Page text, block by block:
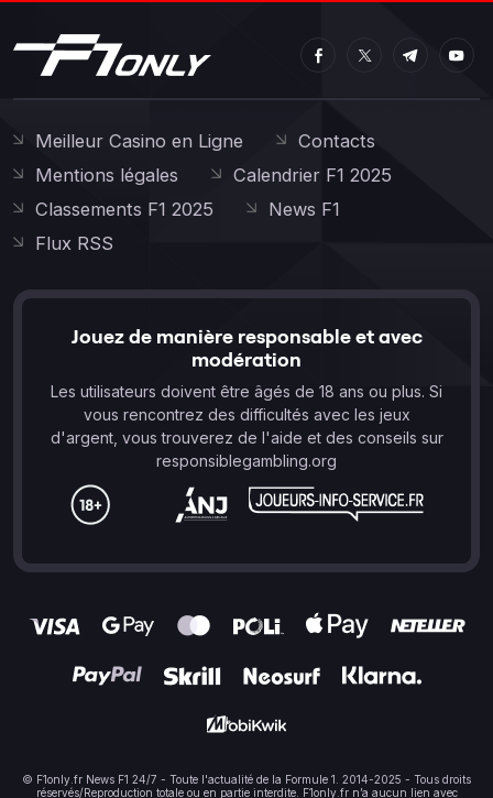
Meilleur Casino en Ligne
Contacts
Mentions légales
Calendrier F1 2025
Classements F1 2025
News F1
Flux RSS
Jouez de manière responsable et avec
modération
Les utilisateurs doivent être âgés de 18 ans ou plus. Si
vous rencontrez des difficultés avec les jeux
d'argent, vous trouverez de l'aide et des conseils sur
responsiblegambling.org
© F1only.fr News F1 24/7 - Toute l'actualité de la Formule 1. 2014-2025 - Tous droits
réservés/Reproduction totale ou en partie interdite. F1only.fr n’a aucun lien avec